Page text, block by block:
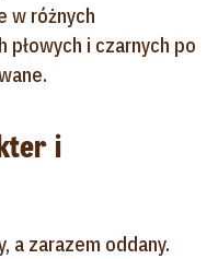
w różnych
i czarnych po
i
a zarazem oddany.